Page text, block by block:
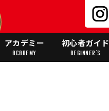
アカデミー
ACADEMY
初心者ガイド
BEGINNER'S